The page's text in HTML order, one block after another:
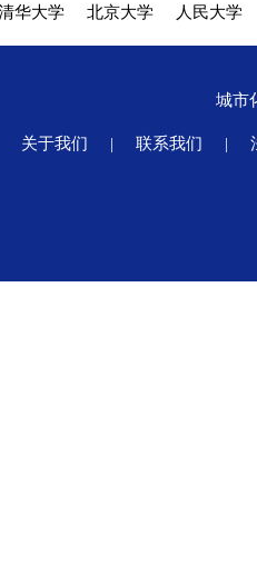
华大学 北京大学 人民大学
城市
关于我们 | 联系我们 |